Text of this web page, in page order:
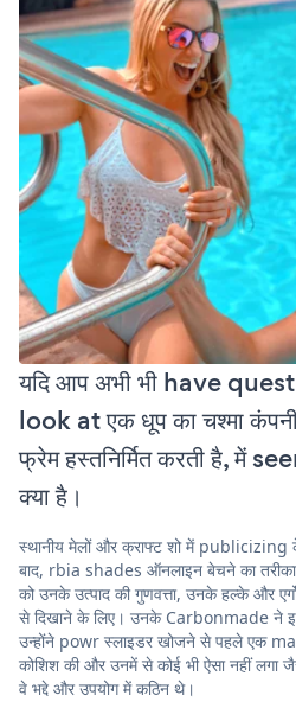
यदि आप अभी भी have
look at एक धूप का चश्मा
फ्रेम हस्तनिर्मित करती है, में
क्या है।
स्थानीय मेलों और क्राफ्ट शो में
बाद, rbia shades ऑनलाइन बेचने का
को उनके उत्पाद की गुणवत्ता, उनके हल्के और
से दिखाने के लिए। उनके Carbonmade ने इसके
उन्होंने powr स्लाइडर खोजने से पहले एक
कोशिश की और उनमें से कोई भी ऐसा नहीं लगा
वे भद्दे और उपयोग में कठिन थे।